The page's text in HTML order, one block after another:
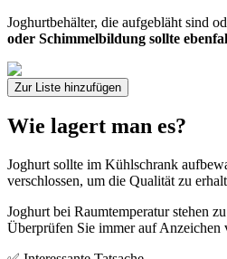
Joghurtbehälter, die aufgebläht sind
oder Schimmelbildung sollte
Zur Liste hinzufügen
Wie lagert man es?
Joghurt sollte im Kühlschrank
verschlossen, um die Qualität zu
Joghurt bei Raumtemperatur stehen
Überprüfen Sie immer auf Anzeichen